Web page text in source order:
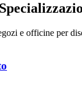
e officine per